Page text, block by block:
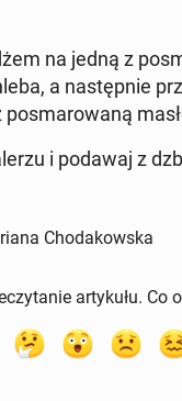
na jedną z
a na­stęp­nie
i podawaj z
Chodakowska
artykułu. Co